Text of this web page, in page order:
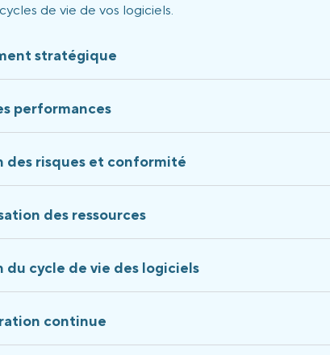
de vie de vos logiciels.
stratégique
performances
des risques et conformité
des ressources
du cycle de vie des logiciels
continue